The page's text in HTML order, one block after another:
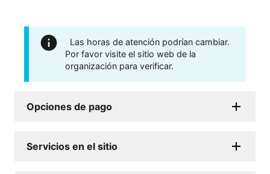
Las horas de atención podrían cambiar.
Por favor visite el sitio web de la
organización para verificar.
Opciones de pago
Servicios en el sitio